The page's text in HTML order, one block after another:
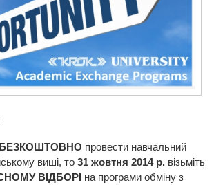
БЕЗКОШТОВНО провести навчальний
виші, то 31 жовтня 2014 р. візьміть
ВІДБОРІ на програми обміну з